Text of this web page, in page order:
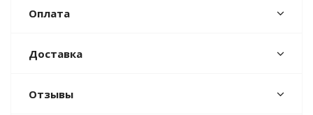
Оплата
Доставка
Отзывы